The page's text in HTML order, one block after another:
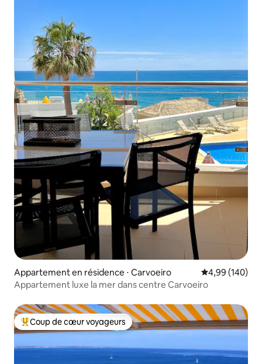
Appartement en résidence ⋅ Carvoeiro Évaluation
4,99 (140)
Appartement luxe la mer dans centre Carvoeiro
Coups de cœur voyageurs les plus appréciés
Coup de cœur voyageurs